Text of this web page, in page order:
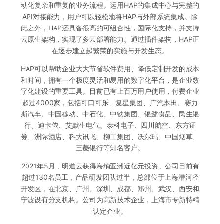
动化复杂和重复的业务流程。运用HAP的集成中心与完整的
API对接能力，用户可以轻松地将HAP与外部系统集成。除
此之外，HAP还具备很高的可组合性，国际化支持，并支持
云原生架构，实现了多云部署能力。通过插件架构，HAP正
在逐步建立起繁荣的实施与开发生态。
HAP可以帮助企业大大节省软件费用、降低定制开发的成本
和时间，拥有一个极度灵活和易用的数字化平台，是企业数
字化建设的重要工具。目前已有上百万用户使用，付费企业
超过4000家，包括可口可乐、复星集团、广汽本田、赛力
斯汽车、中国移动、中石化、中铁集团、银鹭食品、民生银
行、迪卡侬、艾默生电气、泰科电子、四川航空、东方证
券、洲际酒店、科大讯飞、柳工集团、沃尔玛、中国烟草、
三菱银行等知名客户。
2021年5月，明道云获得海纳亚洲近亿元投资。公司目前有
超过130名员工，产品研发团队过半，总部位于上海漕河泾
开发区，在北京、广州、深圳、成都、郑州、武汉、西安和
宁波设有分支机构。公司为高新技术企业，上海市专新特精
认定企业。